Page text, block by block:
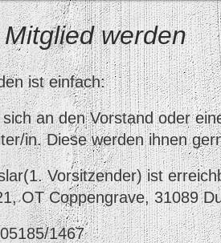
werden
ist einfach:
an den Vorstand oder
in. Diese werden ihnen
Vorsitzender) ist
OT Coppengrave, 31089
1467